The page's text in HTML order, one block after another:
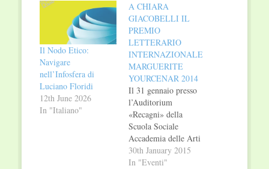
Il Nodo Etico:
Navigare
nell’Infosfera di
Luciano Floridi
12th June 2026
In "Italiano"
A CHIARA
GIACOBELLI IL
PREMIO
LETTERARIO
INTERNAZIONALE
MARGUERITE
YOURCENAR 2014
Il 31 gennaio presso
l’Auditorium
«Recagni» della
Scuola Sociale
Accademia delle Arti
a Melegnano, in
provincia di Milano,
30th January 2015
In "Eventi"